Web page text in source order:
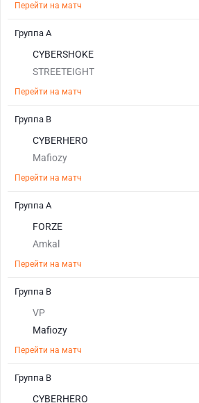
Перейти на матч
CYBERSHOKE
STREETEIGHT
Перейти на матч
Группа А
CYBERHERO
Mafiozy
Перейти на матч
Группа B
FORZE
Amkal
Перейти на матч
Группа А
VP
Mafiozy
Перейти на матч
Группа B
CYBERHERO
Группа B